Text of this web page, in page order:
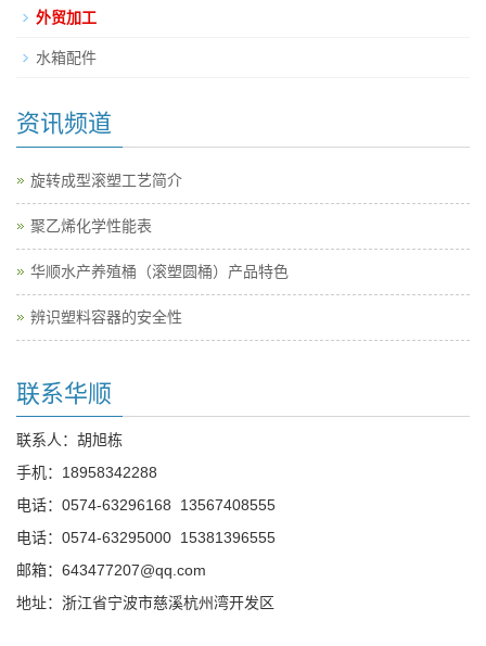
外贸加工
水箱配件
资讯频道
旋转成型滚塑工艺简介
聚乙烯化学性能表
华顺水产养殖桶（滚塑圆桶）产品特色
辨识塑料容器的安全性
联系华顺
联系人：胡旭栋
手机： 18958342288
电话： 0574-63296168
13567408555
电话： 0574-63295000 15381396555
邮箱： 643477207@qq.com
地址：浙江省宁波市慈溪杭州湾开发区